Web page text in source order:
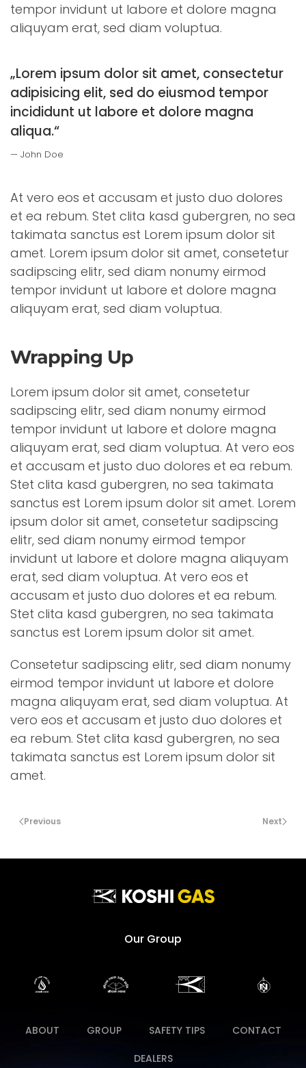
tempor invidunt ut labore et dolore magna
aliquyam erat, sed diam voluptua.
„Lorem ipsum dolor sit amet, consectetur
adipisicing elit, sed do eiusmod tempor
incididunt ut labore et dolore magna
aliqua.“
John Doe
At vero eos et accusam et justo duo dolores
et ea rebum. Stet clita kasd gubergren, no sea
takimata sanctus est Lorem ipsum dolor sit
amet. Lorem ipsum dolor sit amet, consetetur
sadipscing elitr, sed diam nonumy eirmod
tempor invidunt ut labore et dolore magna
aliquyam erat, sed diam voluptua.
Wrapping Up
Lorem ipsum dolor sit amet, consetetur
sadipscing elitr, sed diam nonumy eirmod
tempor invidunt ut labore et dolore magna
aliquyam erat, sed diam voluptua. At vero eos
et accusam et justo duo dolores et ea rebum.
Stet clita kasd gubergren, no sea takimata
sanctus est Lorem ipsum dolor sit amet. Lorem
ipsum dolor sit amet, consetetur sadipscing
elitr, sed diam nonumy eirmod tempor
invidunt ut labore et dolore magna aliquyam
erat, sed diam voluptua. At vero eos et
accusam et justo duo dolores et ea rebum.
Stet clita kasd gubergren, no sea takimata
sanctus est Lorem ipsum dolor sit amet.
Consetetur sadipscing elitr, sed diam nonumy
eirmod tempor invidunt ut labore et dolore
magna aliquyam erat, sed diam voluptua. At
vero eos et accusam et justo duo dolores et
ea rebum. Stet clita kasd gubergren, no sea
takimata sanctus est Lorem ipsum dolor sit
amet.
Previous Next
Our Group
ABOUT GROUP SAFETY TIPS CONTACT
DEALERS